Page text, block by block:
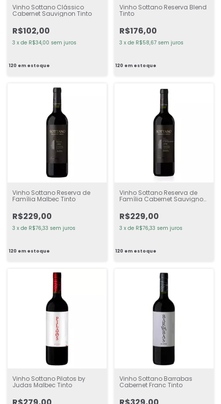
Vinho Sottano Clássico
Cabernet Sauvignon Tinto
R$102,00
3 x de R$34,00 sem juros
120 em estoque
Vinho Sottano Reserva Blend
Tinto
R$176,00
3 x de R$58,67 sem juros
120 em estoque
Vinho Sottano Reserva de
Família Malbec Tinto
R$229,00
3 x de R$76,33 sem juros
120 em estoque
Vinho Sottano Reserva de
Família Cabernet Sauvignon
R$229,00
3 x de R$76,33 sem juros
120 em estoque
Vinho Sottano Pilatos by
Judas Malbec Tinto
Vinho Sottano Barrabas
Cabernet Franc Tinto